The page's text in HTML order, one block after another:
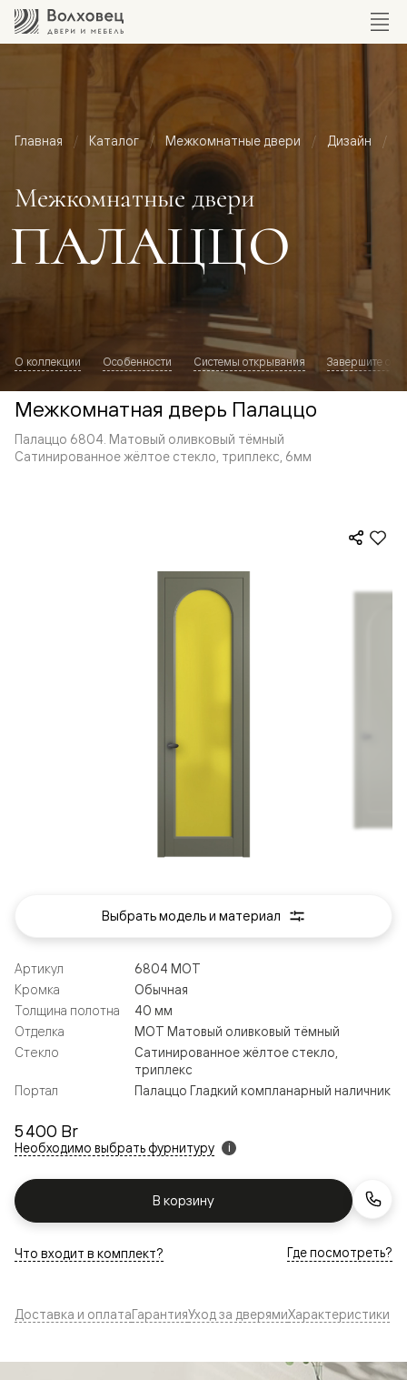
Главная Каталог Межкомнатные двери Дизайн
Межкомнатные двери
ПАЛАЦЦО
О коллекции Особенности Системы открывания Завершите
Межкомнатная дверь Палаццо
Палаццо 6804. Матовый оливковый тёмный
Сатинированное жёлтое стекло, триплекс, 6мм
5 400 Br
Необходимо выбрать фурнитуру i
В корзину
Артикул
6804 МОТ
Кромка
Обычная
Толщина полотна
40 мм
Отделка
МОТ Матовый оливковый тёмный
Стекло
Сатинированное жёлтое стекло,
триплекс
Портал
Палаццо Гладкий компланарный наличник
Что входит в комплект? Где посмотреть?
Выбрать модель и материал
Доставка и оплатаГарантияУход за дверямиХарактеристики